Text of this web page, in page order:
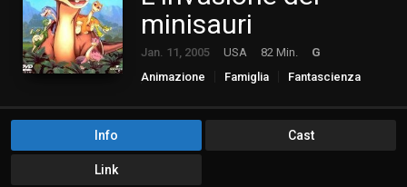
minisauri
Jan. 11, 2005 USA 82 Min.
G
Animazione
Famiglia
Fantascienza
Info Cast
Link